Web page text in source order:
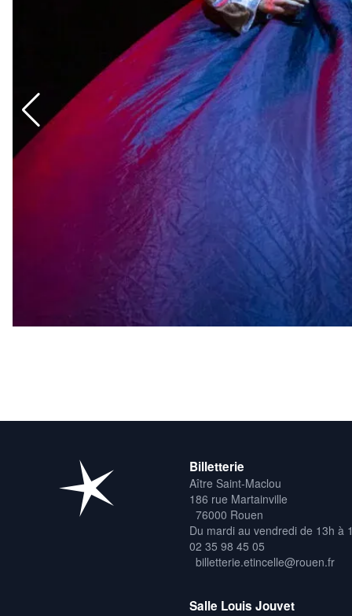
Billetterie
Aître Saint-Maclou
186 rue Martainville
76000 Rouen
Du mardi au vendredi de 13h à
02 35 98 45 05
billetterie.etincelle@rouen.fr
Salle Louis Jouvet